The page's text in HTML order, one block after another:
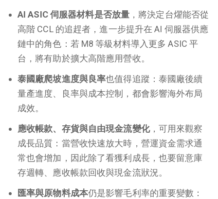
AI ASIC 伺服器材料是否放量 ，將決定台燿能否從
高階 CCL 的追趕者，進一步提升在 AI 伺服器供應
鏈中的角色：若 M8 等級材料導入更多 ASIC 平
台，將有助於擴大高階應用營收。
泰國廠爬坡進度與良率也值得追蹤：泰國廠後續
量產進度、良率與成本控制，都會影響海外布局
成效。
應收帳款、存貨與自由現金流變化，可用來觀察
成長品質：當營收快速放大時，營運資金需求通
常也會增加，因此除了看獲利成長，也要留意庫
存週轉、應收帳款回收與現金流狀況。
匯率與原物料成本仍是影響毛利率的重要變數：